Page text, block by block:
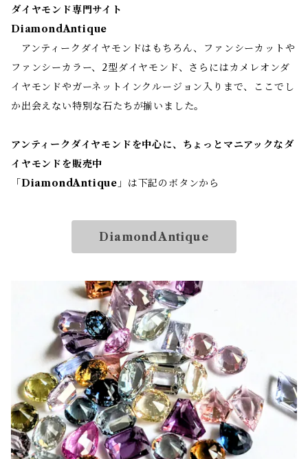
ダイヤモンド専門サイト
DiamondAntique
アンティークダイヤモンドはもちろん、ファンシーカットや
ファンシーカラー、2型ダイヤモンド、さらにはカメレオンダ
イヤモンドやガーネットインクルージョン入りまで、ここでし
か出会えない特別な石たちが揃いました。
アンティークダイヤモンドを中心に、ちょっとマニアックなダ
イヤモンドを販売中
「 DiamondAntique 」は下記のボタンから
DiamondAntique